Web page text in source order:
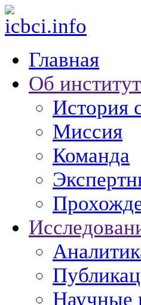
Главная
Об
История
Миссия
Команда
Научные